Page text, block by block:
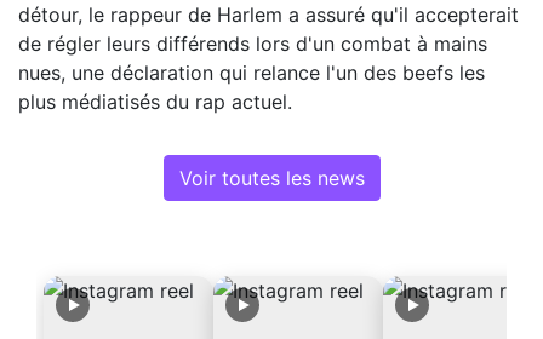
détour, le rappeur de Harlem a assuré qu'il accepterait
de régler leurs différends lors d'un combat à mains
nues, une déclaration qui relance l'un des beefs les
plus médiatisés du rap actuel.
Voir toutes les news